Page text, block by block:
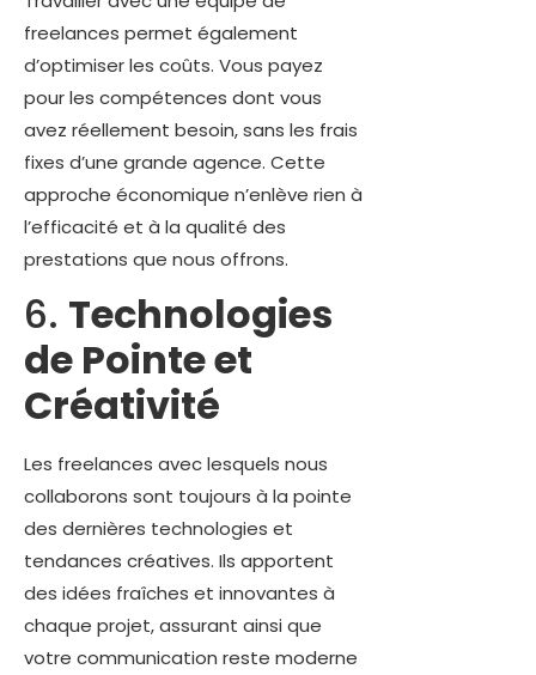
freelances permet également
d’optimiser les coûts. Vous payez
pour les compétences dont vous
avez réellement besoin, sans les frais
fixes d’une grande agence. Cette
approche économique n’enlève rien à
l’efficacité et à la qualité des
prestations que nous offrons.
6. Technologies
de Pointe et
Créativité
Les freelances avec lesquels nous
collaborons sont toujours à la pointe
des dernières technologies et
tendances créatives. Ils apportent
des idées fraîches et innovantes à
chaque projet, assurant ainsi que
votre communication reste moderne